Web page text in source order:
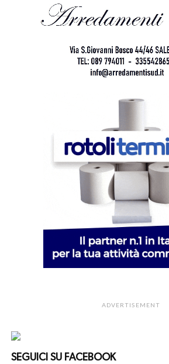
ADVERTISEMENT
SEGUICI SU FACEBOOK